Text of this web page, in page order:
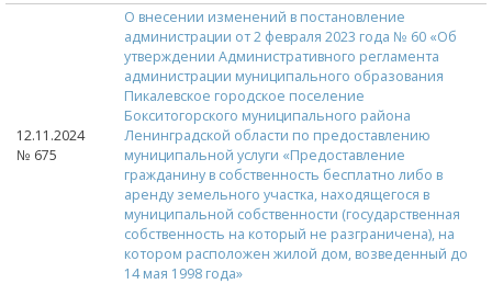
12.11.2024
№ 675
О внесении изменений в постановление
администрации от 2 февраля 2023 года № 60 «Об
утверждении Административного регламента
администрации муниципального образования
Пикалевское городское поселение
Бокситогорского муниципального района
Ленинградской области по предоставлению
муниципальной услуги «Предоставление
гражданину в собственность бесплатно либо в
аренду земельного участка, находящегося в
муниципальной собственности (государственная
собственность на который не разграничена), на
котором расположен жилой дом, возведенный до
14 мая 1998 года»